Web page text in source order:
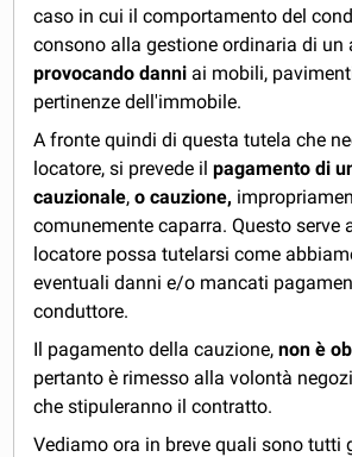
caso in cui il comportamento del
consono alla gestione ordinaria di un
provocando danni ai mobili,
pertinenze dell'immobile.
A fronte quindi di questa tutela che
locatore, si prevede ilpagamento di
cauzionale,o cauzione,
comunemente caparra. Questo serve
locatore possa tutelarsi come
eventuali danni e/o mancati
conduttore.
Il pagamento della cauzione,non è
pertanto è rimesso alla volontà
che stipuleranno il contratto.
Vediamo ora in breve quali sono tutti